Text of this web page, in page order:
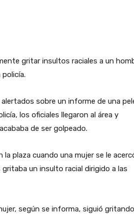
gritar insultos raciales a un
sobre un informe de una
los oficiales llegaron al área y
de ser golpeado.
plaza cuando una mujer se le
un insulto racial dirigido a las
según se informa, siguió